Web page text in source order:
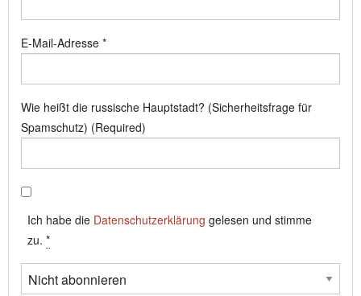
E-Mail-Adresse *
Wie heißt die russische Hauptstadt? (Sicherheitsfrage für
Spamschutz) (Required)
Ich habe die Datenschutzerklärung gelesen und stimme
zu. *